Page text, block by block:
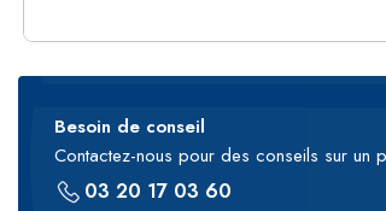
Besoin de conseil
Contactez-nous pour des conseils sur un
03 20 17 03 60